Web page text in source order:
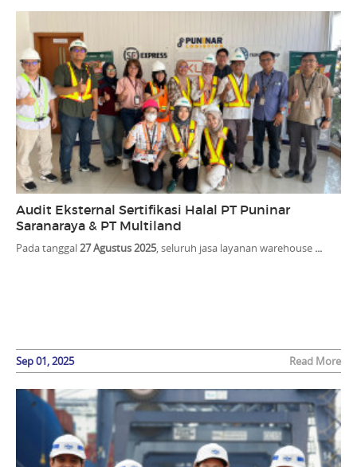
Audit Eksternal Sertifikasi Halal PT Puninar
Saranaraya & PT Multiland
Pada tanggal27 Agustus 2025, seluruh jasa layanan warehouse ...
Sep 01, 2025 Read More